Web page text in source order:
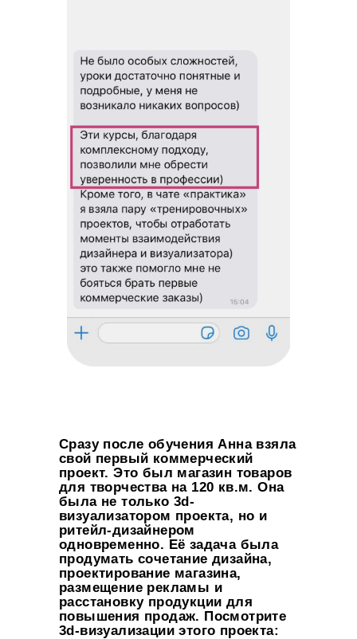
Сразу после обучения Анна взяла
свой первый коммерческий
проект. Это был магазин товаров
для творчества на 120 кв.м. Она
была не только 3d-
визуализатором проекта, но и
ритейл-дизайнером
одновременно. Её задача была
продумать сочетание дизайна,
проектирование магазина,
размещение рекламы и
расстановку продукции для
повышения продаж. Посмотрите
3d-визуализации этого проекта: